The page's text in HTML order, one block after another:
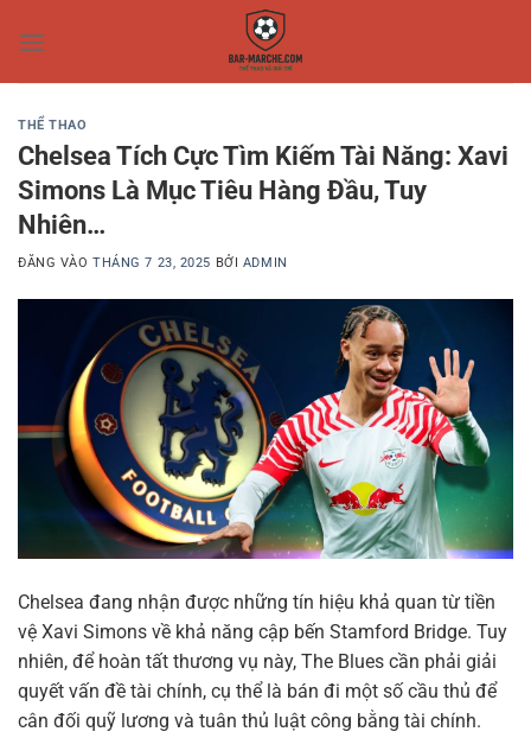
qua
THỂ THAO
Chelsea Tích Cực Tìm Kiếm Tài Năng: Xavi
Simons Là Mục Tiêu Hàng Đầu, Tuy
Nhiên…
ĐĂNG VÀOTHÁNG 7 23, 2025 BỞI ADMIN
Chelsea đang nhận được những tín hiệu khả quan từ tiền
vệ Xavi Simons về khả năng cập bến Stamford Bridge. Tuy
nhiên, để hoàn tất thương vụ này, The Blues cần phải giải
quyết vấn đề tài chính, cụ thể là bán đi một số cầu thủ để
cân đối quỹ lương và tuân thủ luật công bằng tài chính.